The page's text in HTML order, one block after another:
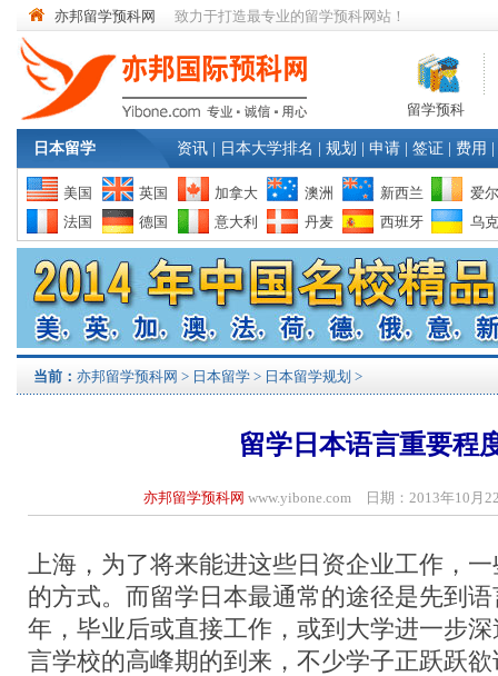
亦邦留学预科网 致力于打造最专业的留学预科网站！
留学预科
日本留学 资讯 日本大学排名 规划 申请 签证 费用
美国 英国 加拿大 澳洲 新西兰
爱
法国
德国 意大利 丹麦 西班牙 乌
当前： 亦邦留学预科网 > 日本留学 > 日本留学规划 >
留学日本语言重要程
亦邦留学预科网 www.yibone.com 日期：2013年10月
上海，为了将来能进这些日资企业工作，
的方式。而留学日本最通常的途径是先到
年，毕业后或直接工作，或到大学进一步
言学校的高峰期的到来，不少学子正跃跃欲